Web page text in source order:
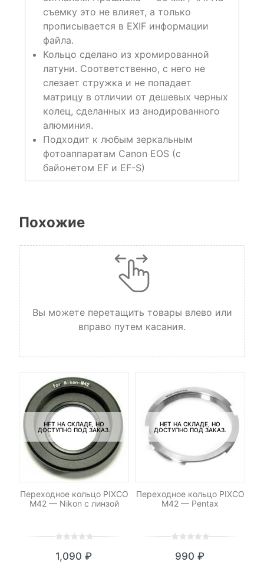
съемку это не влияет, а только
прописывается в EXIF информации
файла.
Кольцо сделано из хромированной
латуни. Соответственно, с него не
слезает стружка и не попадает
матрицу в отличии от дешевых черных
колец, сделанных из анодированного
алюминия.
Подходит к любым зеркальным
фотоаппаратам Canon EOS (с
байонетом EF и EF-S)
Похожие
Вы можете перетащить товары влево или
вправо путем касания.
НЕТ НА СКЛАДЕ, НО
ДОСТУПНО ПОД ЗАКАЗ.
Переходное кольцо PIXCO
M42 — Nikon с линзой
out
1,090 ₽
НЕТ НА СКЛАДЕ, НО
ДОСТУПНО ПОД ЗАКАЗ.
Переходное кольцо PIXCO
M42 — Pentax
out
990 ₽